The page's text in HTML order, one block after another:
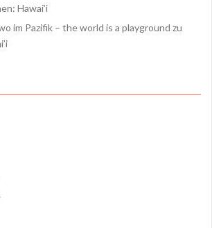
Hawai’i
im Pazifik – the world is a playground zu